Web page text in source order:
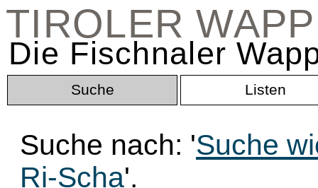
TIROLER
Die Fischnaler
Suche Listen
Suche nach: 'Suche
Ri-Scha'.